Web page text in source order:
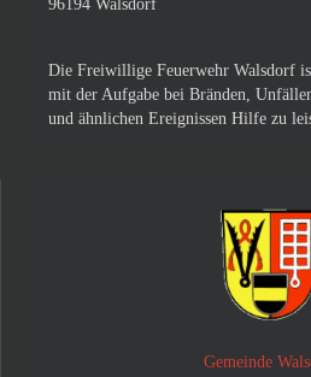
96194 Walsdorf
Die Freiwillige Feuerwehr Walsdorf
mit der Aufgabe bei Bränden,
und ähnlichen Ereignissen Hilfe zu
Gemeinde